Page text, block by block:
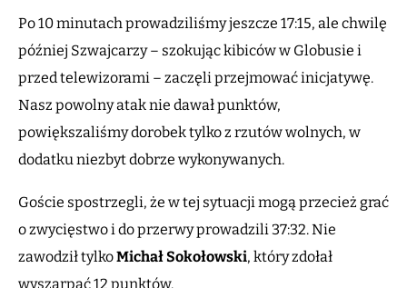
Po 10 minutach prowadziliśmy jeszcze 17:15, ale chwilę
później Szwajcarzy – szokując kibiców w Globusie i
przed telewizorami – zaczęli przejmować inicjatywę.
Nasz powolny atak nie dawał punktów,
powiększaliśmy dorobek tylko z rzutów wolnych, w
dodatku niezbyt dobrze wykonywanych.
Goście spostrzegli, że w tej sytuacji mogą przecież grać
o zwycięstwo i do przerwy prowadzili 37:32. Nie
zawodził tylkoMichał Sokołowski, który zdołał
wyszarpać 12 punktów.